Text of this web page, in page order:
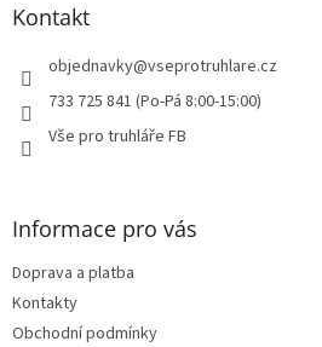
Kontakt
objednavky@vseprotruhlare.cz
733 725 841 (Po-Pá 8:00-15:00)
Vše pro truhláře FB
Informace pro vás
Doprava a platba
Kontakty
Obchodní podmínky